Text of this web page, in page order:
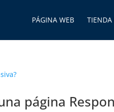
PÁGINA WEB
página